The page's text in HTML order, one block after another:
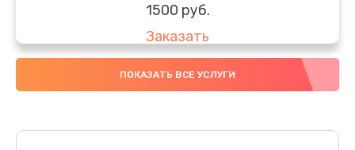
1500 руб.
Заказать
Замена южного моста
Заказать
ПОКАЗАТЬ ВСЕ УСЛУГИ